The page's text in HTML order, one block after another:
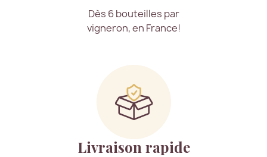
Dès 6 bouteilles par
vigneron, en France!
Livraison rapide